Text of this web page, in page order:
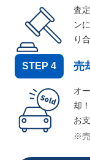
査
ン
り
STEP 4 売
オ
却
お
※売